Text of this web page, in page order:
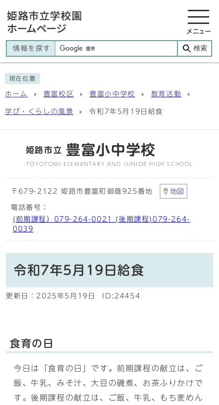
メニュー
情報を探す 検索
現在位置
ホーム 豊富校区 豊富小中学校 教育活動
学び・くらしの風景 令和7年5月19日給食
姫路市立 豊富小中学校
TOYOTOMI ELEMENTARY AND JUNIOR HIGH SCHOOL
〒679-2122 姫路市豊富町御蔭925番地 地図
電話番号：
(前期課程）079-264-0021 (後期課程)079-264-
0039
令和7年5月19日給食
更新日： 2025年5月19日 ID:24454
食育の日
今日は「食育の日」です。前期課程の献立は、ご
飯、牛乳、みそ汁、大豆の磯煮、お茶ふりかけで
す。後期課程の献立は、ご飯、牛乳、もち麦めん